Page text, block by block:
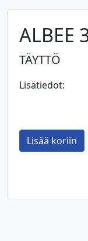
ALBEE
TÄYTTÖ
Lisätiedot: